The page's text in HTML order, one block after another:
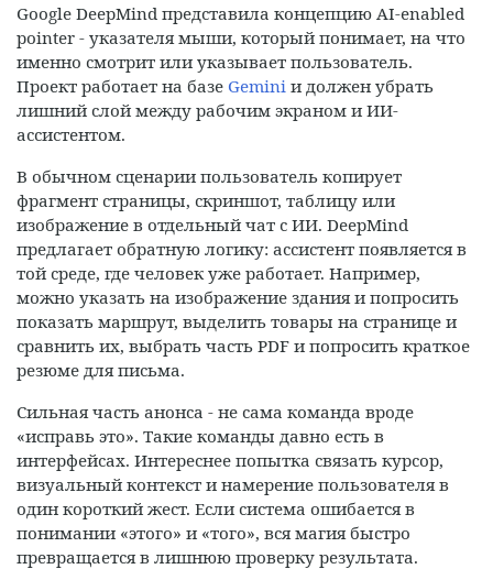
Google DeepMind представила концепцию AI-enabled
pointer - указателя мыши, который понимает, на что
именно смотрит или указывает пользователь.
Проект работает на базе Gemini и должен убрать
лишний слой между рабочим экраном и ИИ-
ассистентом.
В обычном сценарии пользователь копирует
фрагмент страницы, скриншот, таблицу или
изображение в отдельный чат с ИИ. DeepMind
предлагает обратную логику: ассистент появляется в
той среде, где человек уже работает. Например,
можно указать на изображение здания и попросить
показать маршрут, выделить товары на странице и
сравнить их, выбрать часть PDF и попросить краткое
резюме для письма.
Сильная часть анонса - не сама команда вроде
«исправь это». Такие команды давно есть в
интерфейсах. Интереснее попытка связать курсор,
визуальный контекст и намерение пользователя в
один короткий жест. Если система ошибается в
понимании «этого» и «того», вся магия быстро
превращается в лишнюю проверку результата.